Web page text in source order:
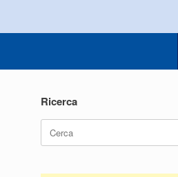
Ricerca
Ricerca
per: